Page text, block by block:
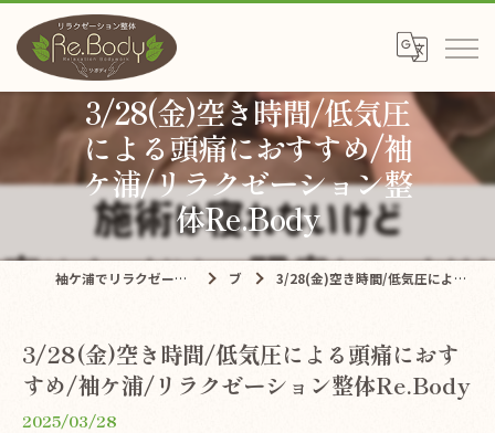
3/28(金)空き時間/低気圧
による頭痛におすすめ/袖
ケ浦/リラクゼーション整
体Re.Body
袖ケ浦でリラクゼーションならリラクゼーション整体Re.Body ブログ 3/28(金)空き時間/低気圧による頭痛におすすめ/袖ケ浦/リラクゼーション整体Re.Body
3/28(金)空き時間/低気圧による頭痛におす
すめ/袖ケ浦/リラクゼーション整体Re.Body
2025/03/28